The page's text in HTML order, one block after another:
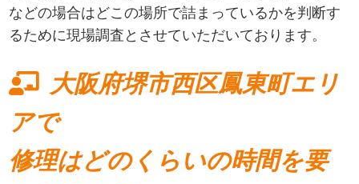
などの場合はどこの場所で詰まっているかを判断す
るために現場調査とさせていただいております。
大阪府堺市西区鳳東町エリ
アで
修理はどのくらいの時間を要